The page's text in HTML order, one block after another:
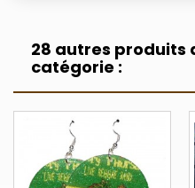
28 autres produits
catégorie :